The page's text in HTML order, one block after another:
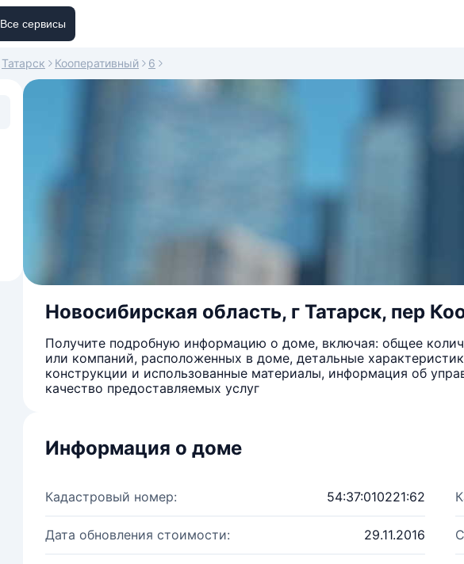
Все сервисы
Татарск Кооперативный 6
Новосибирская область, г Татарск, пер
Получите подробную информацию о доме, включая: общее
или компаний, расположенных в доме, детальные
конструкции и использованные материалы, информация об
качество предоставляемых услуг
Информация о доме
Кадастровый номер: 54:37:010221:62
Дата обновления стоимости: 29.11.2016